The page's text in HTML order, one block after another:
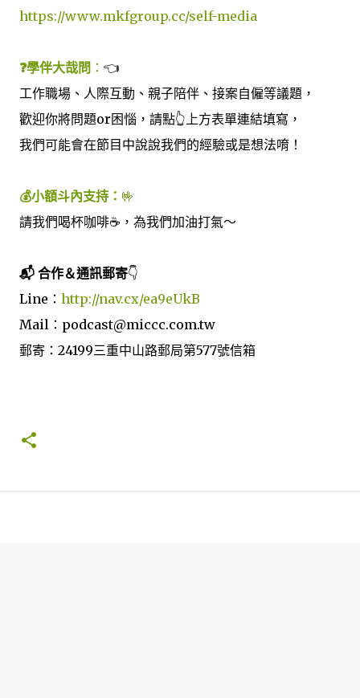
https://www.mkfgroup.cc/self-media
❓學伴大哉問 ： 👈
工作職場、人際互動、親子陪伴、接案自僱等議題，
歡迎你將問題or困惱，請點👆上方表單連結填寫，
我們可能會在節目中說說我們的經驗或是想法唷！
💰小額斗內支持： 🤟
請我們喝杯咖啡☕️，為我們加油打氣～
📬 合作＆通訊郵寄👇
Line： http://nav.cx/ea9eUkB
Mail：podcast@miccc.com.tw
郵寄：24199三重中山路郵局第577號信箱